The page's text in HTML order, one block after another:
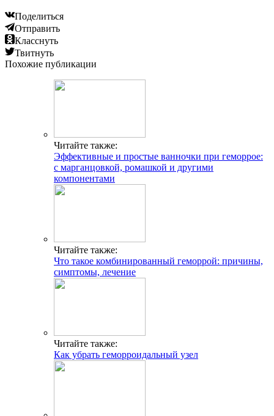
Поделиться
Отправить
Класснуть
Твитнуть
Похожие публикации
Читайте также:
Эффективные и простые ванночки при геморрое:
с марганцовкой, ромашкой и другими
компонентами
Читайте также:
Что такое комбинированный геморрой: причины,
симптомы, лечение
Читайте также:
Как убрать геморроидальный узел